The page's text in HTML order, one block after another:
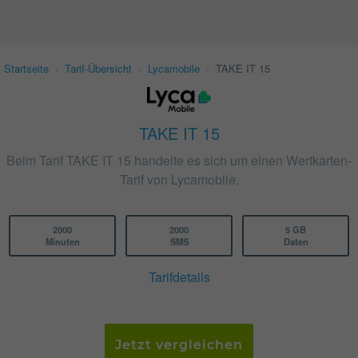
Startseite Tarif-Übersicht Lycamobile TAKE IT 15
TAKE IT 15
Beim Tarif TAKE IT 15 handelte es sich um einen Wertkarten-
Tarif von Lycamobile.
2000
Minuten
2000
SMS
5 GB
Daten
Tarifdetails
Jetzt vergleichen